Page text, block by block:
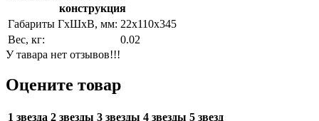
конструкция
Габариты ГхШхВ, мм: 22х110х345
Вес, кг:
0.02
У тавара нет отзывов!!!
Оцените товар
1 звезда 2 звезды 3 звезды 4 звезды 5 звезд